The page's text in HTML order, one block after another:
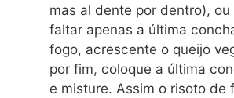
mas al dente por dentro),
faltar apenas a última
fogo, acrescente o queijo
por fim, coloque a última
e misture. Assim o risoto de